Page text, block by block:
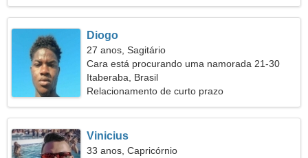
Diogo
27 anos, Sagitário
Cara está procurando uma namorada 21-30
Itaberaba, Brasil
Relacionamento de curto prazo
Vinicius
33 anos, Capricórnio